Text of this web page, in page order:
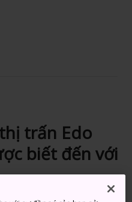
trấn Edo
biết đến với